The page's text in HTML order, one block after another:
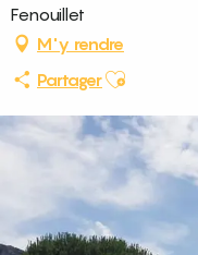
Fenouillet
M'y rendre
PartagerAjouter aux